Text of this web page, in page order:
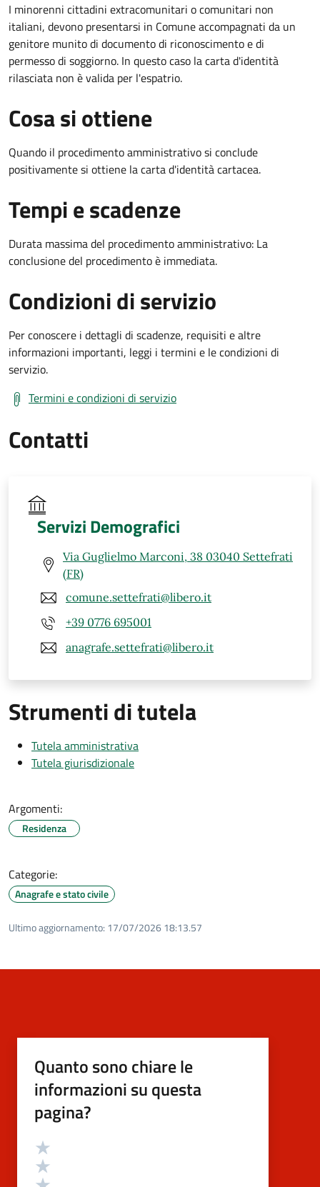
I minorenni cittadini extracomunitari o comunitari non
italiani, devono presentarsi in Comune accompagnati da un
genitore munito di documento di riconoscimento e di
permesso di soggiorno. In questo caso la carta d'identità
rilasciata non è valida per l'espatrio.
Cosa si ottiene
Quando il procedimento amministrativo si conclude
positivamente si ottiene la carta d'identità cartacea.
Tempi e scadenze
Durata massima del procedimento amministrativo: La
conclusione del procedimento è immediata.
Condizioni di servizio
Per conoscere i dettagli di scadenze, requisiti e altre
informazioni importanti, leggi i termini e le condizioni di
servizio.
Termini e condizioni di servizio
Contatti
Servizi Demografici
Via Guglielmo Marconi, 38 03040 Settefrati
(FR)
comune.settefrati@libero.it
+39 0776 695001
anagrafe.settefrati@libero.it
Strumenti di tutela
Tutela amministrativa
Tutela giurisdizionale
Argomenti:
Residenza
Categorie:
Anagrafe e stato civile
Ultimo aggiornamento: 17/07/2026 18:13.57
Quanto sono chiare le
informazioni su questa
pagina?
Valutazione